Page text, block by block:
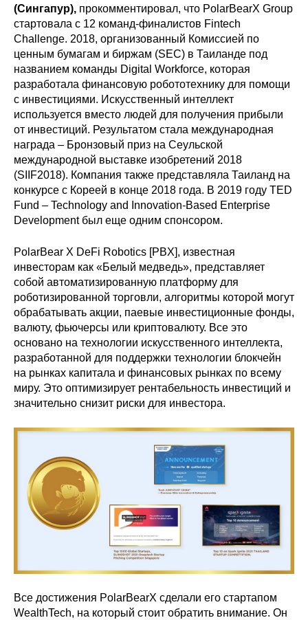
(Сингапур), прокомментировал, что PolarBearX Group
стартовала с 12 команд-финалистов Fintech
Challenge. 2018, организованный Комиссией по
ценным бумагам и биржам (SEC) в Таиланде под
названием команды Digital Workforce, которая
разработала финансовую робототехнику для помощи
с инвестициями. Искусственный интеллект
используется вместо людей для получения прибыли
от инвестиций. Результатом стала международная
награда – Бронзовый приз на Сеульской
международной выставке изобретений 2018
(SIIF2018). Компания также представляла Таиланд на
конкурсе с Кореей в конце 2018 года. В 2019 году TED
Fund – Technology and Innovation-Based Enterprise
Development был еще одним спонсором.
PolarBear X DeFi Robotics [PBX], известная
инвесторам как «Белый медведь», представляет
собой автоматизированную платформу для
роботизированной торговли, алгоритмы которой могут
обрабатывать акции, паевые инвестиционные фонды,
валюту, фьючерсы или криптовалюту. Все это
основано на технологии искусственного интеллекта,
разработанной для поддержки технологии блокчейн
на рынках капитала и финансовых рынках по всему
миру. Это оптимизирует рентабельность инвестиций и
значительно снизит риски для инвестора.
Все достижения PolarBearX сделали его стартапом
WealthTech, на который стоит обратить внимание. Он